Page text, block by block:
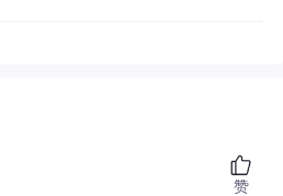
赞